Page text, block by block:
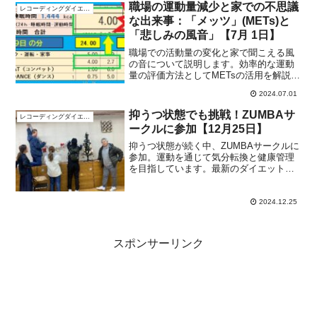
レコーディングダイエット
職場の運動量減少と家での不思議
な出来事：「メッツ」(METs)と
「悲しみの風音」【7月 1日】
職場での活動量の変化と家で聞こえる風
の音について説明します。効率的な運動
量の評価方法としてMETsの活用を解説
迫ります。日々のフィットネス活動や家
の周りの自然現象に興味のある方に役立
つ情報を提供します。
2024.07.01
レコーディングダイエット
抑うつ状態でも挑戦！ZUMBAサ
ークルに参加【12月25日】
抑うつ状態が続く中、ZUMBAサークルに
参加。運動を通じて気分転換と健康管理
を目指しています。最新のダイエット情
2024.12.25
スポンサーリンク